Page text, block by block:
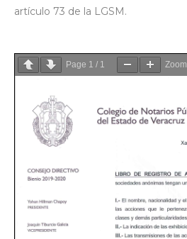
artículo 73 de la LGSM.
Page 1 / 1 Zoom